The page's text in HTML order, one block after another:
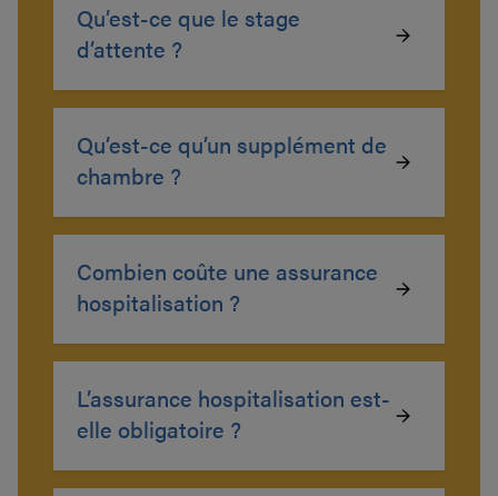
Qu’est-ce que le stage
d’attente ?
Qu’est-ce qu’un supplément de
chambre ?
Combien coûte une assurance
hospitalisation ?
L’assurance hospitalisation est-
elle obligatoire ?